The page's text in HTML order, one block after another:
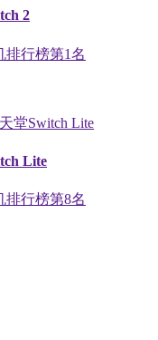
2
排行榜第1名
Lite
排行榜第8名